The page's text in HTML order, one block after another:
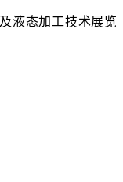
液态加工技术展览